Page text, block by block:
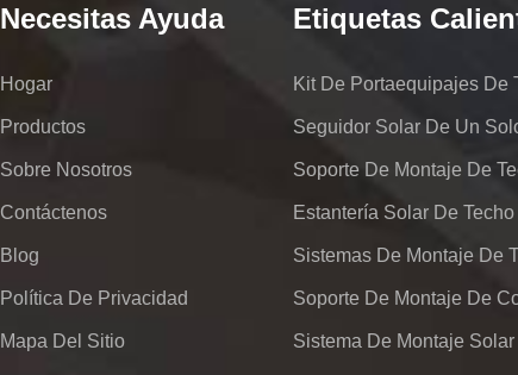
Necesitas Ayuda
Hogar
Productos
Sobre Nosotros
Contáctenos
Blog
Política De Privacidad
Mapa Del Sitio
Etiquetas
Seguidor Solar De Un
Soporte De Montaje De
Estantería Solar De
Sistema De Montaje